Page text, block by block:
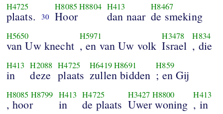
H4725
plaats. 30
H8085H8804
Hoor
H413
dan naar
H8467
de smeking
H5650
van Uw knecht
H5971
, en van Uw volk
H3478
Israel
H834
, die
H413
in
H2088
deze
H4725
plaats
H6419H8691
zullen bidden
H859
; en Gij
H8085 H8799
, hoor
H413
in
H4725
de plaats
H3427 H8800
Uwer woning
H413
, in